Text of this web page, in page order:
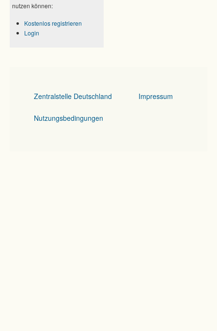
nutzen können:
Kostenlos registrieren
Login
Zentralstelle Deutschland Impressum
Nutzungsbedingungen